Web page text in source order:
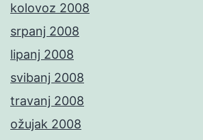
kolovoz 2008
srpanj 2008
lipanj 2008
svibanj 2008
travanj 2008
ožujak 2008